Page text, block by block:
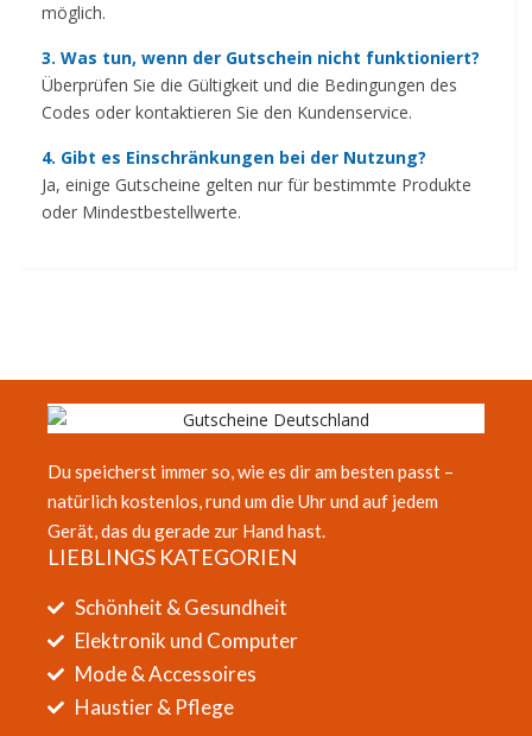
möglich.
3. Was tun, wenn der Gutschein nicht funktioniert?
Überprüfen Sie die Gültigkeit und die Bedingungen des
Codes oder kontaktieren Sie den Kundenservice.
4. Gibt es Einschränkungen bei der Nutzung?
Ja, einige Gutscheine gelten nur für bestimmte Produkte
oder Mindestbestellwerte.
Du speicherst immer so, wie es dir am besten passt –
natürlich kostenlos, rund um die Uhr und auf jedem
Gerät, das du gerade zur Hand hast.
LIEBLINGS KATEGORIEN
Schönheit & Gesundheit
Elektronik und Computer
Mode & Accessoires
Haustier & Pflege